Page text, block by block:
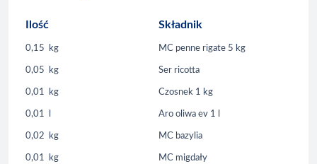
Ilość Składnik
0,15 kg MC penne rigate 5 kg
0,05 kg Ser ricotta
0,01 kg Czosnek 1 kg
0,01 Aro oliwa ev 1 l
0,02 kg MC bazylia
0,01 kg MC migdały